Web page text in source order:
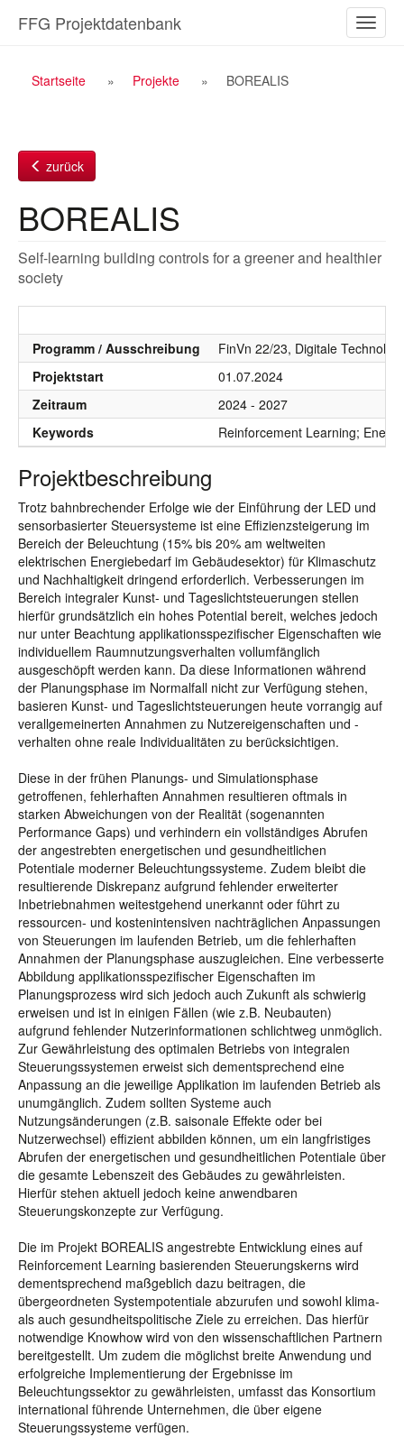
Inhalt
ein-/
FFG Projektdatenbank
Breadcrumb
Startseite Projekte BOREALIS
zurück
BOREALIS
Self-learning building controls for a greener and healthier
society
Programm / Ausschreibung
FinVn 22/23, Digitale
Projektstart
01.07.2024
Zeitraum
2024 - 2027
Keywords
Reinforcement Learning;
Projektbeschreibung
Trotz bahnbrechender Erfolge wie der Einführung der LED und
sensorbasierter Steuersysteme ist eine Effizienzsteigerung im
Bereich der Beleuchtung (15% bis 20% am weltweiten
elektrischen Energiebedarf im Gebäudesektor) für Klimaschutz
und Nachhaltigkeit dringend erforderlich. Verbesserungen im
Bereich integraler Kunst- und Tageslichtsteuerungen stellen
hierfür grundsätzlich ein hohes Potential bereit, welches jedoch
nur unter Beachtung applikationsspezifischer Eigenschaften wie
individuellem Raumnutzungsverhalten vollumfänglich
ausgeschöpft werden kann. Da diese Informationen während
der Planungsphase im Normalfall nicht zur Verfügung stehen,
basieren Kunst- und Tageslichtsteuerungen heute vorrangig auf
verallgemeinerten Annahmen zu Nutzereigenschaften und -
verhalten ohne reale Individualitäten zu berücksichtigen.
Diese in der frühen Planungs- und Simulationsphase
getroffenen, fehlerhaften Annahmen resultieren oftmals in
starken Abweichungen von der Realität (sogenannten
Performance Gaps) und verhindern ein vollständiges Abrufen
der angestrebten energetischen und gesundheitlichen
Potentiale moderner Beleuchtungssysteme. Zudem bleibt die
resultierende Diskrepanz aufgrund fehlender erweiterter
Inbetriebnahmen weitestgehend unerkannt oder führt zu
ressourcen- und kostenintensiven nachträglichen Anpassungen
von Steuerungen im laufenden Betrieb, um die fehlerhaften
Annahmen der Planungsphase auszugleichen. Eine verbesserte
Abbildung applikationsspezifischer Eigenschaften im
Planungsprozess wird sich jedoch auch Zukunft als schwierig
erweisen und ist in einigen Fällen (wie z.B. Neubauten)
aufgrund fehlender Nutzerinformationen schlichtweg unmöglich.
Zur Gewährleistung des optimalen Betriebs von integralen
Steuerungssystemen erweist sich dementsprechend eine
Anpassung an die jeweilige Applikation im laufenden Betrieb als
unumgänglich. Zudem sollten Systeme auch
Nutzungsänderungen (z.B. saisonale Effekte oder bei
Nutzerwechsel) effizient abbilden können, um ein langfristiges
Abrufen der energetischen und gesundheitlichen Potentiale über
die gesamte Lebenszeit des Gebäudes zu gewährleisten.
Hierfür stehen aktuell jedoch keine anwendbaren
Steuerungskonzepte zur Verfügung.
Die im Projekt BOREALIS angestrebte Entwicklung eines auf
Reinforcement Learning basierenden Steuerungskerns wird
dementsprechend maßgeblich dazu beitragen, die
übergeordneten Systempotentiale abzurufen und sowohl klima-
als auch gesundheitspolitische Ziele zu erreichen. Das hierfür
notwendige Knowhow wird von den wissenschaftlichen Partnern
bereitgestellt. Um zudem die möglichst breite Anwendung und
erfolgreiche Implementierung der Ergebnisse im
Beleuchtungssektor zu gewährleisten, umfasst das Konsortium
international führende Unternehmen, die über eigene
Steuerungssysteme verfügen.